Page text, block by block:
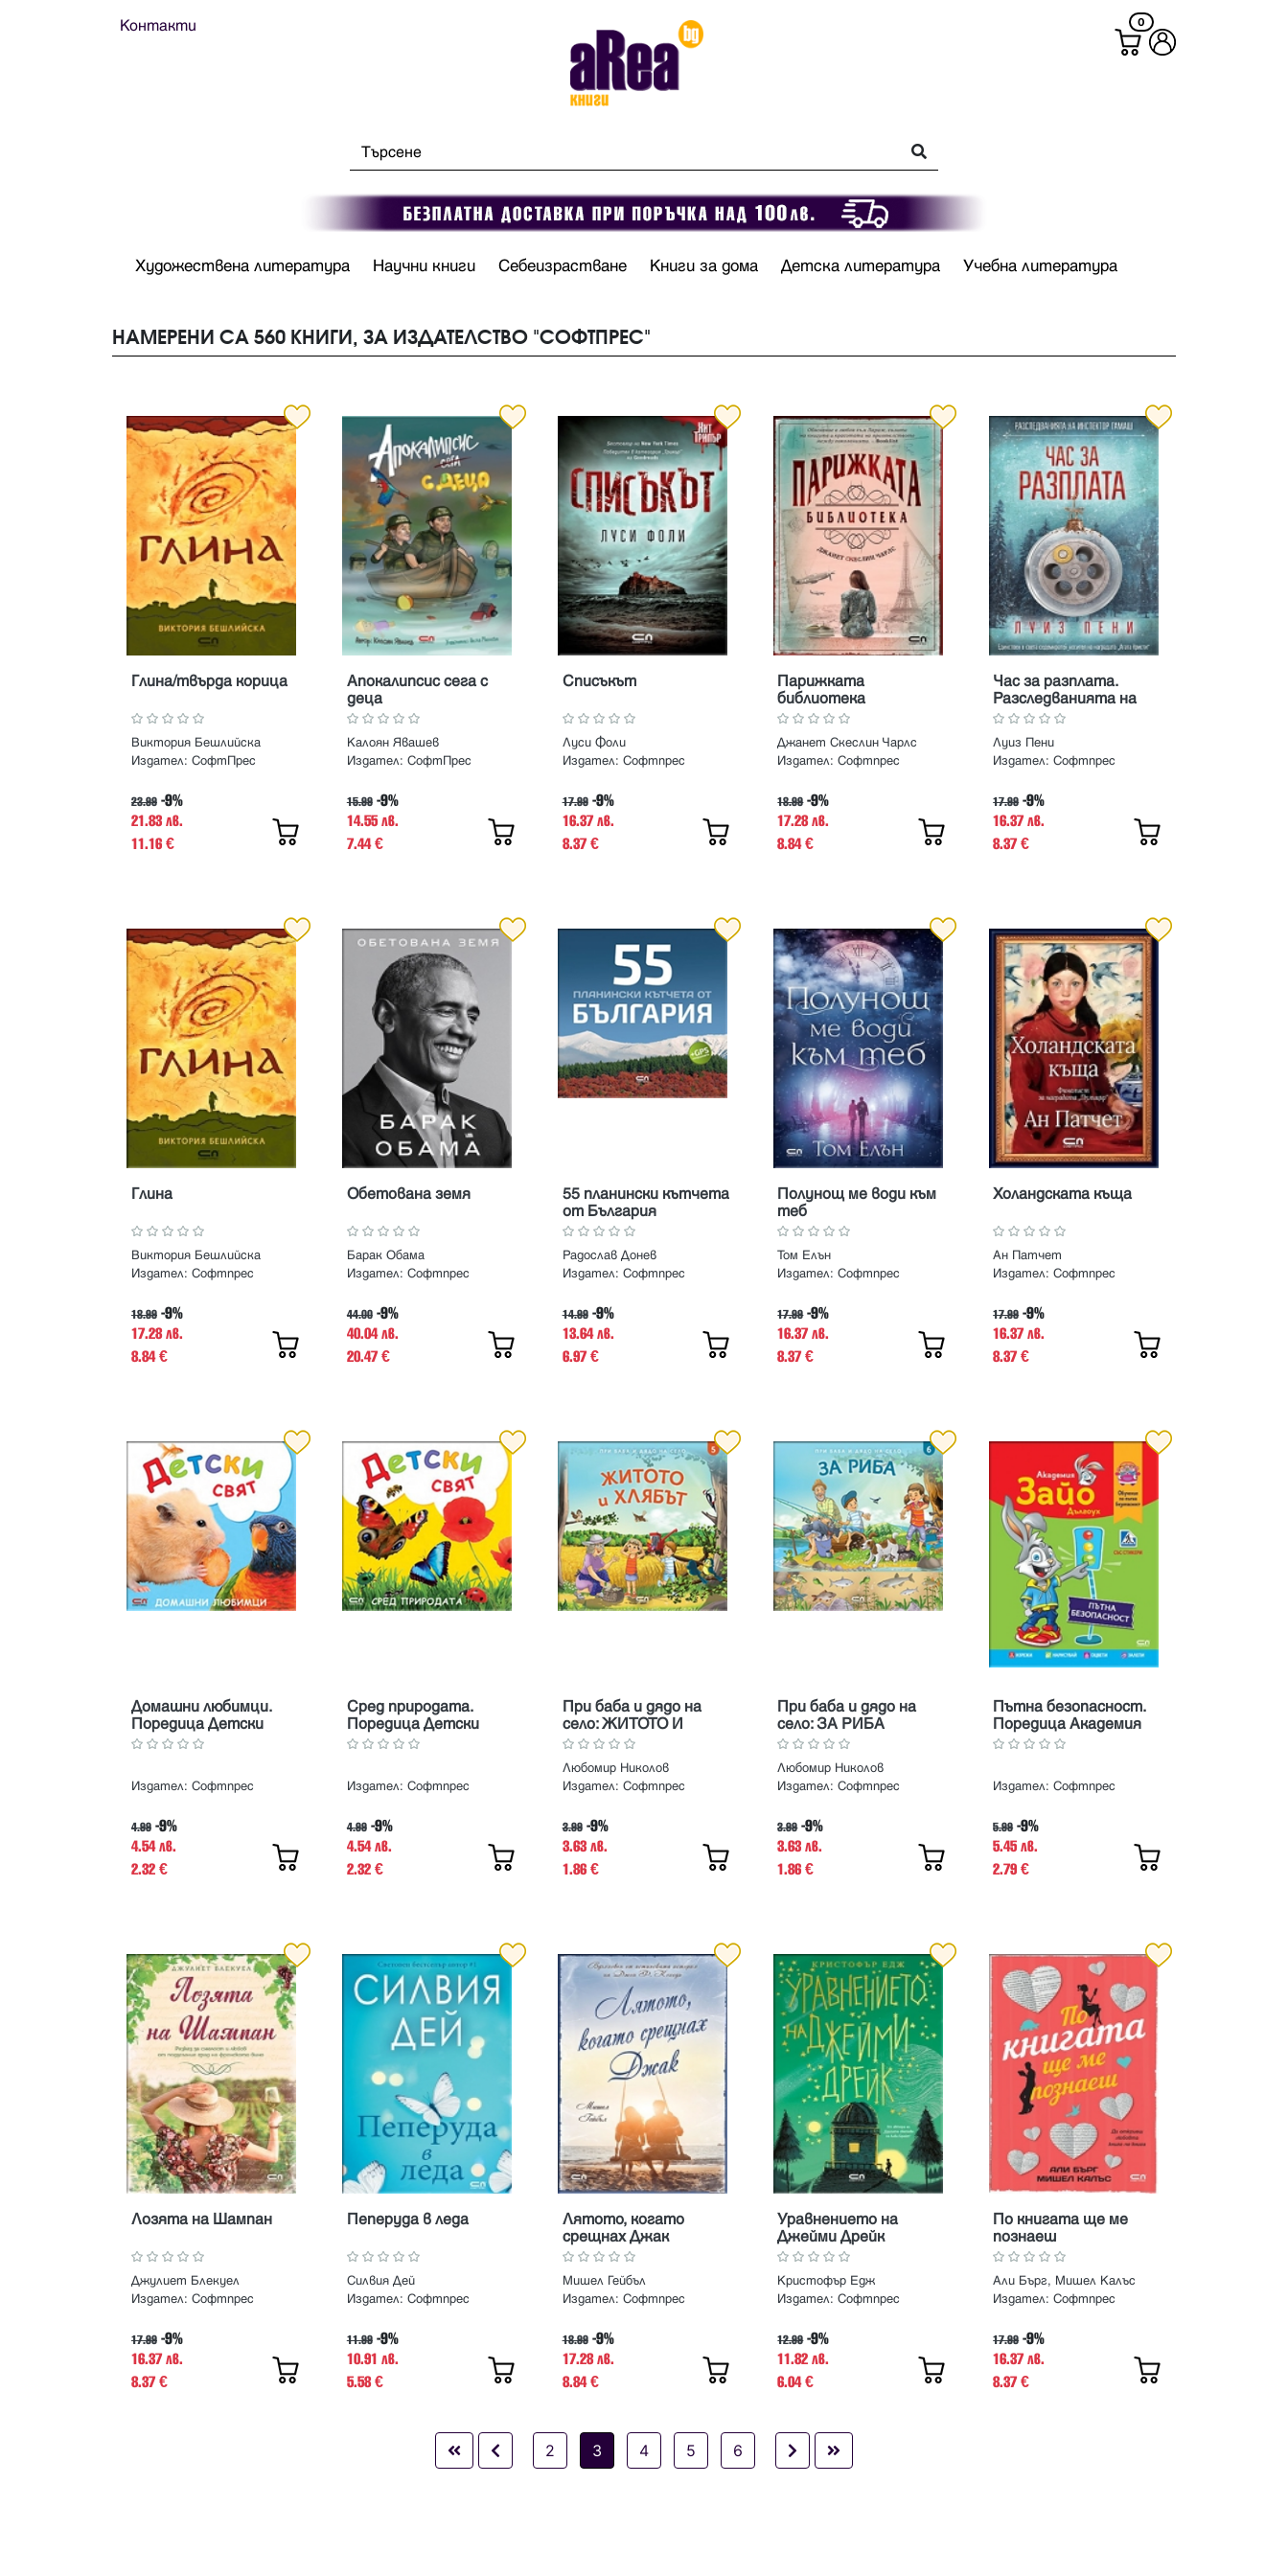
Контакти 0
Художествена литература Научни книги Себеизрастване Книги за дома Детска литература Учебна литература
НАМЕРЕНИ СА 560 КНИГИ, ЗА ИЗДАТЕЛСТВО "СОФТПРЕС"
Глина/твърда корица
Виктория Бешлийска
Издател: СофтПрес
23.99 -9%
21.83 лв.
11.16 €
Апокалипсис сега с
деца
Калоян Явашев
Издател: СофтПрес
15.99 -9%
14.55 лв.
7.44€
Списъкът
Луси Фоли
Издател: Софтпрес
17.99 -9%
16.37 лв.
8.37€
Парижката
библиотека
Джанет Скеслин Чарлс
Издател:Софтпрес
18.99 -9%
17.28 лв.
8.84€
Час за разплата.
Разследванията на
инспектор Гамаш
Луиз Пени
Издател:Софтпрес
17.99 -9%
16.37 лв.
8.37€
Глина
Виктория Бешлийска
Издател: Софтпрес
18.99 -9%
17.28 лв.
8.84€
Обетована земя
Барак Обама
Издател: Софтпрес
44.00 -9%
40.04 лв.
20.47€
55 планински кътчета
от България
Радослав Донев
Издател: Софтпрес
14.99 -9%
13.64 лв.
6.97€
Полунощ ме води към
теб
Том Елън
Издател:Софтпрес
17.99 -9%
16.37 лв.
8.37€
Холандската къща
Ан Патчет
Издател:Софтпрес
17.99 -9%
16.37 лв.
8.37€
Домашни любимци.
Поредица Детски
свят
Издател: Софтпрес
4.99 -9%
4.54 лв.
2.32 €
Сред природата.
Поредица Детски
свят
Издател: Софтпрес
4.99 -9%
4.54 лв.
2.32 €
При баба и дядо на
село: ЖИТОТО И
ХЛЯБЪТ
Любомир Николов
Издател: Софтпрес
3.99 -9%
3.63 лв.
1.86 €
При баба и дядо на
село: ЗА РИБА
Любомир Николов
Издател:Софтпрес
3.99 -9%
3.63 лв.
1.86€
Пътна безопасност.
Поредица Академия
Зайо Дългоух
Издател:Софтпрес
5.99 -9%
5.45 лв.
2.79€
Лозята на Шампан
Джулиет Блекуел
Издател: Софтпрес
17.99 -9%
16.37 лв.
8.37€
Пеперуда в леда
Силвия Дей
Издател: Софтпрес
11.99 -9%
10.91 лв.
5.58€
Лятото, когато
срещнах Джак
Мишел Гейбъл
Издател: Софтпрес
18.99 -9%
17.28 лв.
8.84€
Уравнението на
Джейми Дрейк
Кристофър Едж
Издател:Софтпрес
12.99 -9%
11.82 лв.
6.04€
По книгата ще ме
познаеш
Али Бърг, Мишел Калъс
Издател:Софтпрес
17.99 -9%
16.37 лв.
8.37€
2 3 4 5 6